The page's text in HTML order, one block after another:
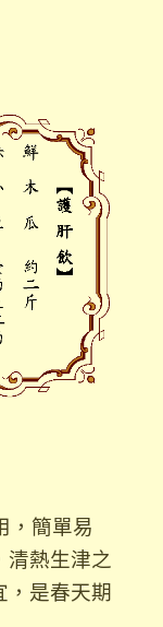
簡單易
熱生津之
，是春天期